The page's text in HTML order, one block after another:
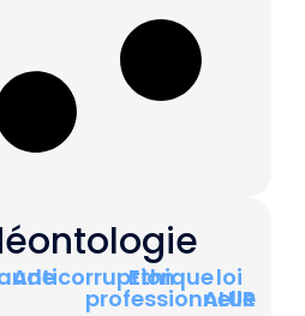
Anticorruption
Ethique
professionnelle
loi
ALUR